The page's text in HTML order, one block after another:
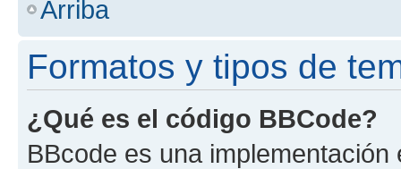
Arriba
Formatos y tipos de
¿Qué es el código BBCode?
BBcode es una